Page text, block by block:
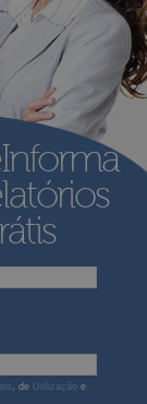
, de Utilização e